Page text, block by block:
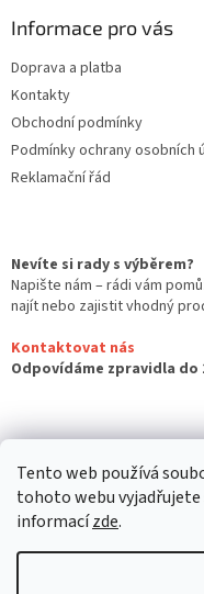
Tento web používá
tohoto webu vyjadřujete
informacízde.
Informace pro vás
Doprava a platba
Kontakty
Obchodní podmínky
Podmínky ochrany osobních
Reklamační řád
Nevíte si rady s výběrem?
Napište nám – rádi vám
najít nebo zajistit vhodný
Kontaktovat nás
Odpovídáme zpravidla do